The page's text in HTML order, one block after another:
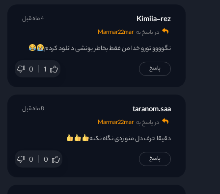
Kimiia-rez
در پاسخ به Marmar22mar
نگوووو تو‌رو خدا من فقط بخاطر یونشی دانلود کردم
0 1
4 ماه قبل
پاسخ
taranom.saa
در پاسخ به Marmar22mar
دقیقا حرف دل منو زدی نگاه نکنه
0 0
8 ماه قبل
پاسخ